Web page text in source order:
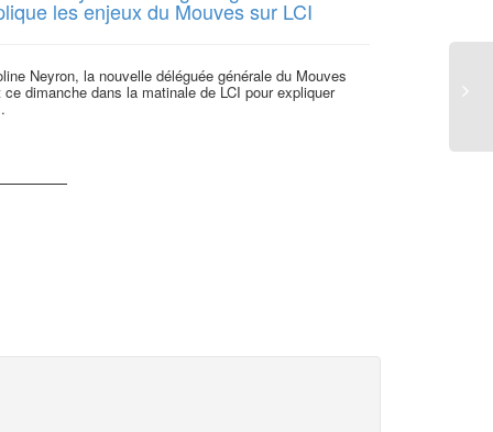
les enjeux du Mouves sur LCI
Neyron, la nouvelle déléguée générale du Mouves
ce dimanche dans la matinale de LCI pour expliquer Délégué